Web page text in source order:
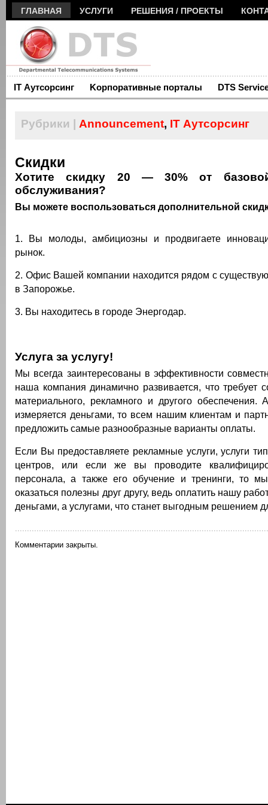
ГЛАВНАЯ УСЛУГИ РЕШЕНИЯ / ПРОЕКТЫ
IT Аутсорсинг Kорпоративные порталы DTS
Рубрики | Announcement, IT Аутсорсинг
Скидки
Хотите скидку 20 — 30% от
обслуживания?
Вы можете воспользоваться дополнительной
1. Вы молоды, амбициозны и продвигаете
рынок.
2. Офис Вашей компании находится рядом с
в Запорожье.
3. Вы находитесь в городе Энергодар.
Услуга за услугу!
Мы всегда заинтересованы в эффективности
наша компания динамично развивается, что требует
материального, рекламного и другого обеспечения.
измеряется деньгами, то всем нашим клиентам и
предложить самые разнообразные варианты оплаты.
Если Вы предоставляете рекламные услуги, услуги
центров, или если же вы проводите
персонала, а также его обучение и тренинги, то
оказаться полезны друг другу, ведь оплатить нашу
деньгами, а услугами, что станет выгодным решением
Комментарии закрыты.